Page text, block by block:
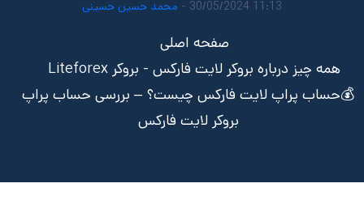
11:13 30/05/2024 - محمد حسین حسینی
صفحه اصلی
همه چیز درباره بروکر لایت فارکس - بروکر Liteforex
💰حساب پراپ لایت فارکس چیست؟ – بررسی حساب پراپ
بروکر لایت فارکس